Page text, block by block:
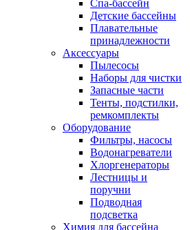
Спа-бассейн
Детские бассейны
Плавательные
принадлежности
Аксессуары
Пылесосы
Наборы для чистки
Запасные части
Тенты, подстилки,
ремкомплекты
Оборудование
Фильтры, насосы
Водонагреватели
Хлоргенераторы
Лестницы и
поручни
Подводная
подсветка
Химия для бассейна